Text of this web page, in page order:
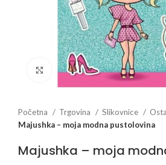
Click to enlarge
Početna Trgovina Slikovnice
Majushka – moja modna pustolovina
Majushka – moja